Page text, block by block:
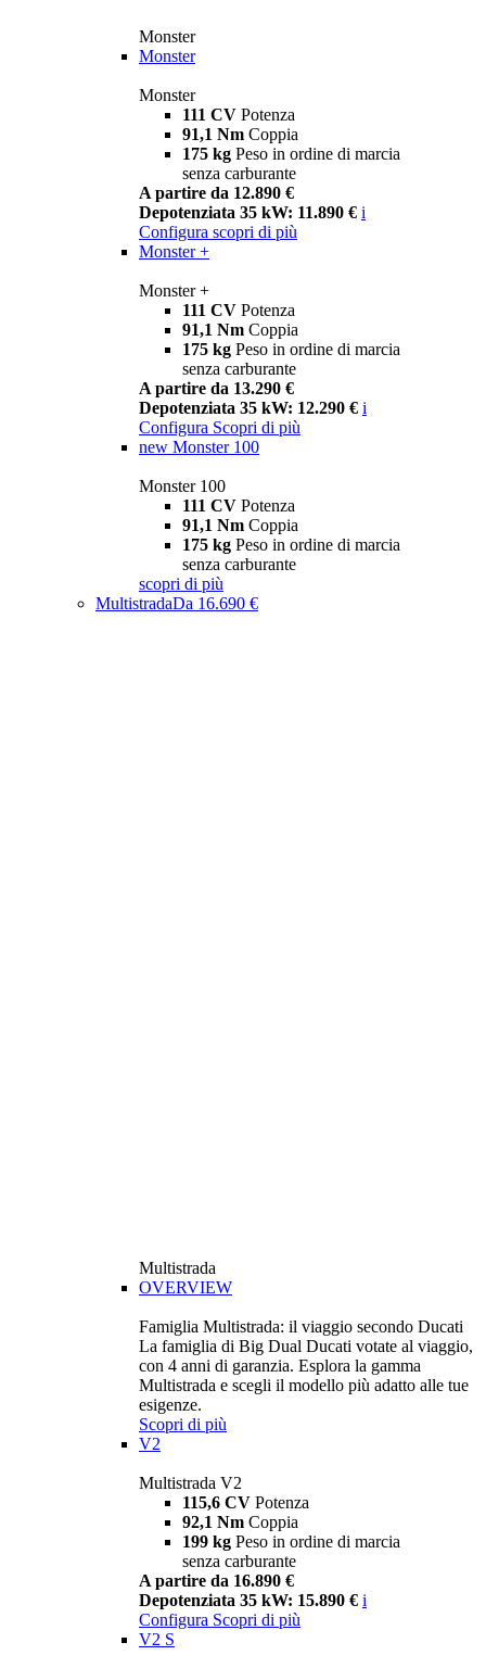
Monster
Monster
Monster
111 CV Potenza
91,1 Nm Coppia
175 kg Peso in ordine di marcia
senza carburante
A partire da 12.890 €
Depotenziata 35 kW: 11.890 € i
Configura scopri di più
Monster +
Monster +
111 CV Potenza
91,1 Nm Coppia
175 kg Peso in ordine di marcia
senza carburante
A partire da 13.290 €
Depotenziata 35 kW: 12.290 € i
Configura Scopri di più
new Monster 100
Monster 100
111 CV Potenza
91,1 Nm Coppia
175 kg Peso in ordine di marcia
senza carburante
scopri di più
MultistradaDa 16.690 €
Multistrada
OVERVIEW
Famiglia Multistrada: il viaggio secondo Ducati
La famiglia di Big Dual Ducati votate al viaggio,
con 4 anni di garanzia. Esplora la gamma
Multistrada e scegli il modello più adatto alle tue
esigenze.
Scopri di più
V2
Multistrada V2
115,6 CV Potenza
92,1 Nm Coppia
199 kg Peso in ordine di marcia
senza carburante
A partire da 16.890 €
Depotenziata 35 kW: 15.890 € i
Configura Scopri di più
V2 S